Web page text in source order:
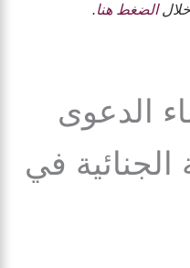
خلالالضغط هنا.
الدعوى
في